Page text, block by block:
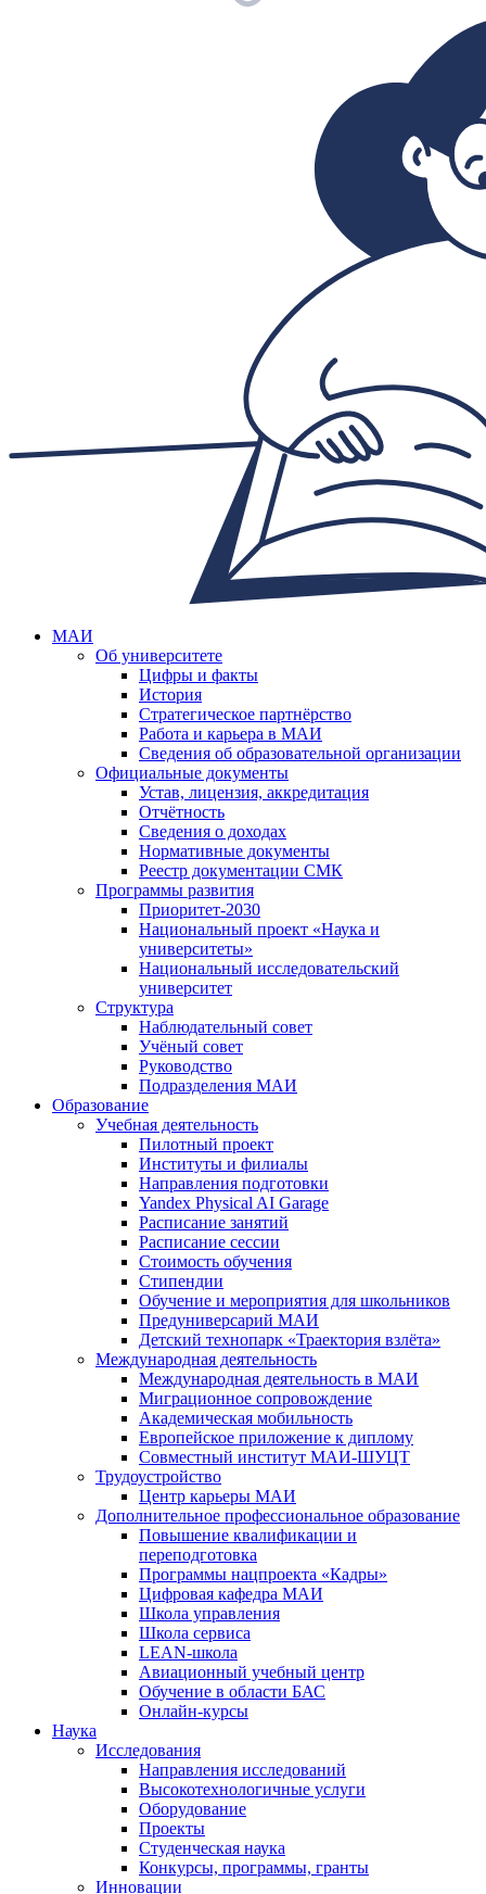
МАИ
Об университете
Цифры и факты
История
Стратегическое партнёрство
Работа и карьера в МАИ
Сведения об образовательной организации
Официальные документы
Устав, лицензия, аккредитация
Отчётность
Сведения о доходах
Нормативные документы
Реестр документации СМК
Программы развития
Приоритет-2030
Национальный проект «Наука и
университеты»
Национальный исследовательский
университет
Структура
Наблюдательный совет
Учёный совет
Руководство
Подразделения МАИ
Образование
Учебная деятельность
Пилотный проект
Институты и филиалы
Направления подготовки
Yandex Physical AI Garage
Расписание занятий
Расписание сессии
Стоимость обучения
Стипендии
Обучение и мероприятия для школьников
Предуниверсарий МАИ
Детский технопарк «Траектория взлёта»
Международная деятельность
Международная деятельность в МАИ
Миграционное сопровождение
Академическая мобильность
Европейское приложение к диплому
Совместный институт МАИ-ШУЦТ
Трудоустройство
Центр карьеры МАИ
Дополнительное профессиональное образование
Повышение квалификации и
переподготовка
Программы нацпроекта «Кадры»
Цифровая кафедра МАИ
Школа управления
Школа сервиса
LEAN-школа
Авиационный учебный центр
Обучение в области БАС
Онлайн-курсы
Наука
Исследования
Направления исследований
Высокотехнологичные услуги
Оборудование
Проекты
Студенческая наука
Конкурсы, программы, гранты
Инновации